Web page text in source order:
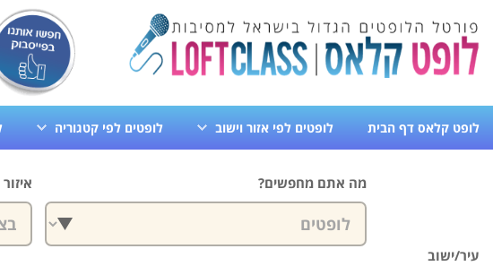
לופט קלאס דף הבית לופטים לפי אזור וישוב לופטים לפי קטגוריה
מה אתם מחפשים? איזור
עיר/ישוב